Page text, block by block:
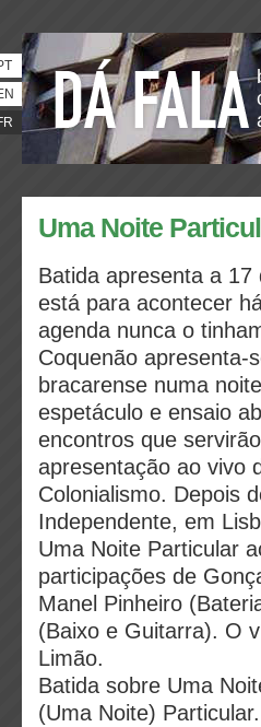
Uma Noite
Batida apresenta a
está para acontecer
agenda nunca o
Coquenão apresenta-
bracarense numa
espetáculo e ensaio
encontros que
apresentação ao vivo
Colonialismo. Depois
Independente, em
Uma Noite Particular
participações de
Manel Pinheiro
(Baixo e Guitarra). O
Limão.
Batida sobre Uma
(Uma Noite)